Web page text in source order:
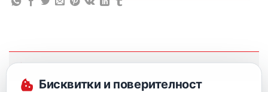
Описание
Бисквитки и поверителност